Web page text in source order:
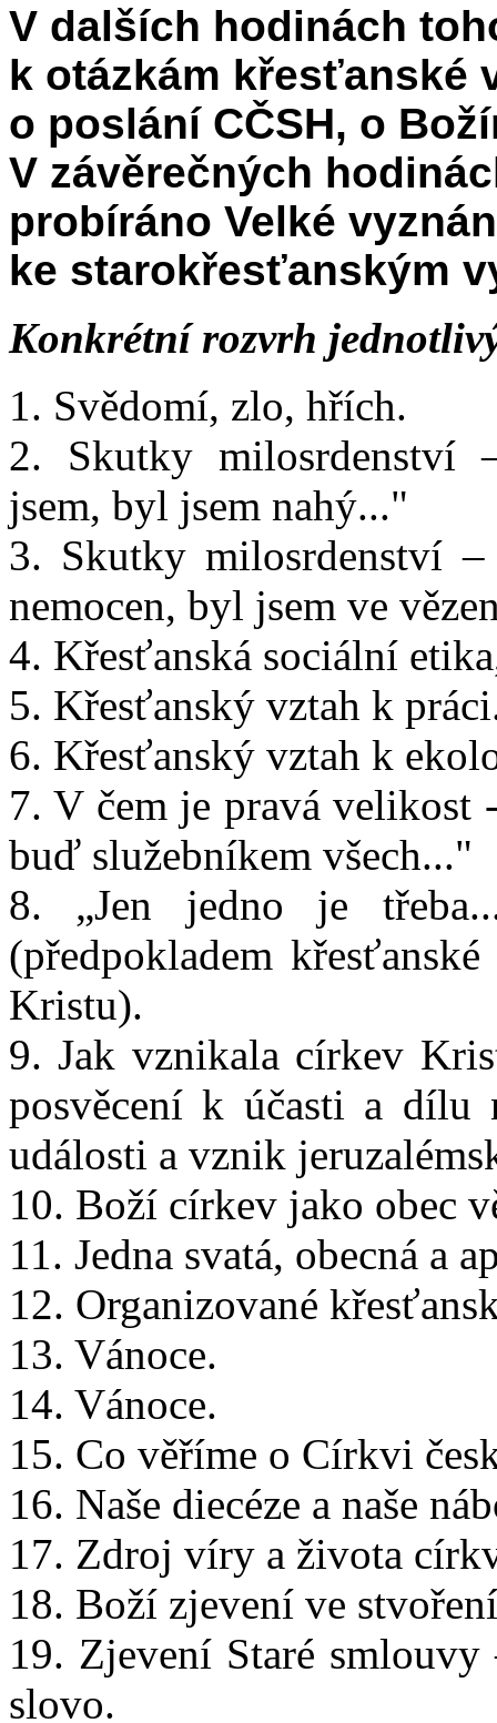
V dalších hodinách
k otázkám křesťanské
o poslání CČSH, o
V závěrečných
probíráno Velké
ke starokřesťanským
Konkrétní rozvrh
1. Svědomí, zlo, hřích.
2. Skutky milosrdenství
jsem, byl jsem nahý..."
3. Skutky milosrdenství
nemocen, byl jsem ve
4. Křesťanská sociální
5. Křesťanský vztah k
6. Křesťanský vztah k
7. V čem je pravá velikost
buď služebníkem všech..."
8. „Jen jedno je
(předpokladem
Kristu).
9. Jak vznikala církev
posvěcení k účasti a dílu
události a vznik
10. Boží církev jako obec
11. Jedna svatá, obecná a
12. Organizované
13. Vánoce.
14. Vánoce.
15. Co věříme o Církvi
16. Naše diecéze a naše
17. Zdroj víry a života
18. Boží zjevení ve
19. Zjevení Staré
slovo.